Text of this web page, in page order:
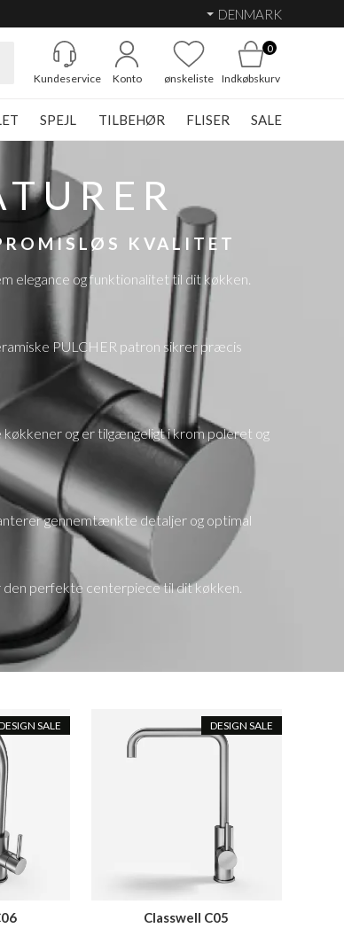
DENMARK
Kundeservice Konto ønskeliste
0
Indkøbskurv
SPEJL TILBEHØR FLISER SALE
KVALITET
elegance og funktionalitet til dit køkken.
PULCHER patron sikrer præcis
og er tilgængeligt i krom poleret og
gennemtænkte detaljer og optimal
perfekte centerpiece til dit køkken.
SALE DESIGN SALE
Classwell C05